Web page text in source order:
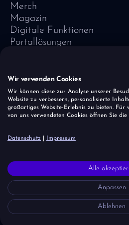
von Glaube, Herkunft, Alter und
respektiert werden. Wir ziehen
Gedankengut, Hetze und
Merch
Magazin
Digitale Funktionen
Portallösungen
Vivid Vision
Impressum
Datenschutz
Cookies
Wir verwenden Cookies
Wir können diese zur Analyse unserer
Website zu verbessern, personalisierte
großartiges Website-Erlebnis zu bieten. Für
von uns verwendeten Cookies öffnen Sie die
Datenschutz Impressum
Alle
Anpassen
Ablehnen